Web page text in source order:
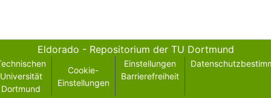
Eldorado - Repositorium der TU Dortmund
Universität
Dortmund
Cookie-
Einstellungen
Einstellungen
Barrierefreiheit